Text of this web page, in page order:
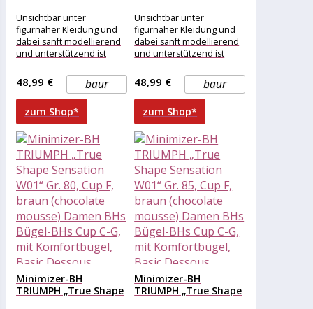
Unsichtbar unter
figurnaher Kleidung und
dabei sanft modellierend
und unterstützend ist
Sensation Serie von
Triumph.
baur
48,99 €
zum Shop*
Unsichtbar unter
figurnaher Kleidung und
dabei sanft modellierend
und unterstützend ist
Sensation Serie von
Triumph.
baur
48,99 €
zum Shop*
Minimizer-BH
TRIUMPH „True Shape
Minimizer-BH
TRIUMPH „True Shape